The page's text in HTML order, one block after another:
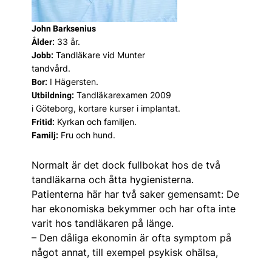
John Barksenius
Ålder: 33 år.
Jobb: Tandläkare vid Munter
tandvård.
Bor: I Hägersten.
Utbildning: Tandläkarexamen 2009
i Göteborg, kortare kurser i implantat.
Fritid: Kyrkan och familjen.
Familj: Fru och hund.
Normalt är det dock fullbokat hos de två
tandläkarna och åtta hygienisterna.
Patienterna här har två saker gemensamt: De
har ekonomiska bekymmer och har ofta inte
varit hos tandläkaren på länge.
– Den dåliga ekonomin är ofta symptom på
något annat, till exempel psykisk ohälsa,